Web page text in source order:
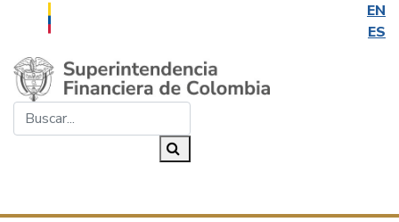
EN
ES
Saltar al contenido principal